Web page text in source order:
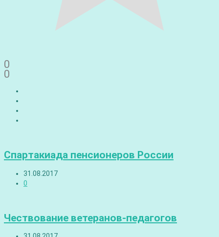
0
0
Спартакиада пенсионеров России
31.08.2017
0
Чествование ветеранов-педагогов